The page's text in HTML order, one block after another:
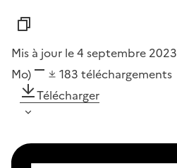
Mis à jour le 4 septembre 2023
Mo)
183 téléchargements
Télécharger